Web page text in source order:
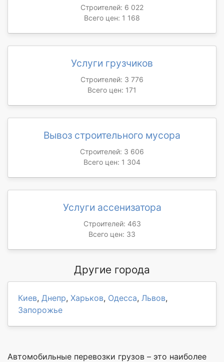
Строителей: 6 022
Всего цен: 1 168
Услуги грузчиков
Строителей: 3 776
Всего цен: 171
Вывоз строительного мусора
Строителей: 3 606
Всего цен: 1 304
Услуги ассенизатора
Строителей: 463
Всего цен: 33
Другие города
Киев, Днепр, Харьков, Одесса, Львов,
Запорожье
Автомобильные перевозки грузов – это наиболее